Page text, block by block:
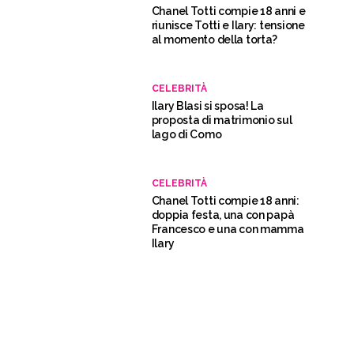
Chanel Totti compie 18 anni e
riunisce Totti e Ilary: tensione
al momento della torta?
CELEBRITÀ
Ilary Blasi si sposa! La
proposta di matrimonio sul
lago di Como
CELEBRITÀ
Chanel Totti compie 18 anni:
doppia festa, una con papà
Francesco e una con mamma
Ilary